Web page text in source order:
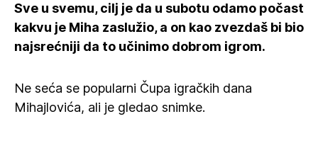
Sve u svemu, cilj je da u subotu odamo počast
kakvu je Miha zaslužio, a on kao zvezdaš bi bio
najsrećniji da to učinimo dobrom igrom.
Ne seća se popularni Čupa igračkih dana
Mihajlovića, ali je gledao snimke.